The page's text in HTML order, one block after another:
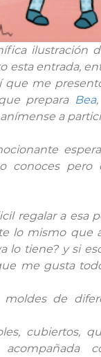
ilustración
esta entrada,
que me
prepara Bea
a
conoces pero
regalar a esa
lo mismo que
lo tiene? y si
me gusta
de
cubiertos,
acompañada